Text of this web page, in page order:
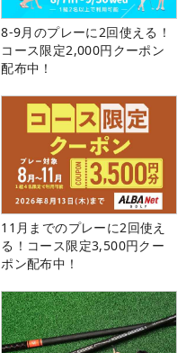
8-9月のプレーに2回使える！
コース限定2,000円クーポン
配布中！
11月までのプレーに2回使え
る！コース限定3,500円クー
ポン配布中！